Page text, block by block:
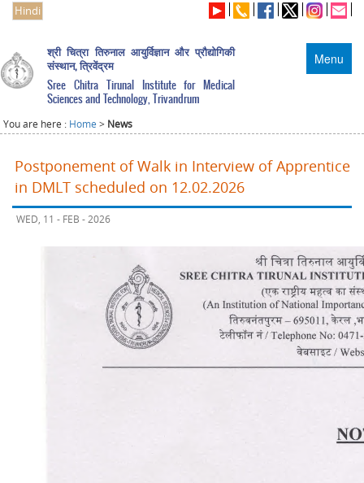
Hindi
Menu
श्री चित्रा तिरुनाल आयुर्विज्ञान और प्रौद्योगिकी
संस्थान, त्रिवेंद्रम
Sree Chitra Tirunal Institute for Medical
Sciences and Technology, Trivandrum
You are here : Home > News
Postponement of Walk in Interview of Apprentice
in DMLT scheduled on 12.02.2026
WED, 11 - FEB - 2026